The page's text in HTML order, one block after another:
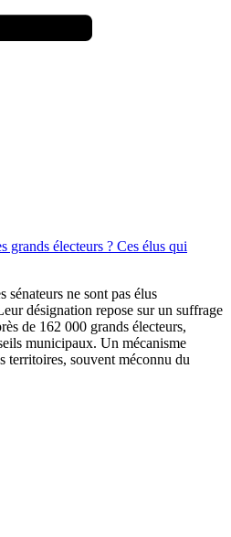
grands électeurs ? Ces élus qui
sénateurs ne sont pas élus
désignation repose sur un suffrage
de 162 000 grands électeurs,
municipaux. Un mécanisme
territoires, souvent méconnu du